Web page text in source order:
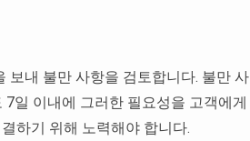
보내 불만 사항을 검토합니다. 불만 사
일 이내에 그러한 필요성을 고객에게
하기 위해 노력해야 합니다.